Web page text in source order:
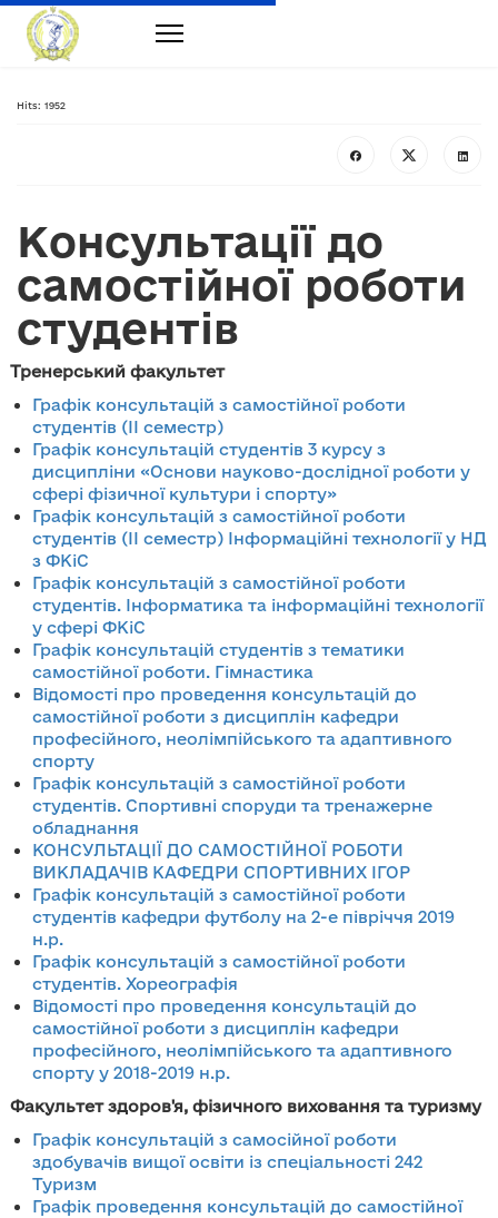
Hits: 1952
Консультації до
самостійної роботи
студентів
Тренерський факультет
Графік консультацій з самостійної роботи
студентів (ІІ семестр)
Графік консультацій студентів 3 курсу з
дисципліни «Основи науково-дослідної роботи у
сфері фізичної культури і спорту»
Графік консультацій з самостійної роботи
студентів (ІІ семестр) Інформаційні технології у НД
з ФКіС
Графік консультацій з самостійної роботи
студентів. Інформатика та інформаційні технології
у сфері ФКіС
Графік консультацій студентів з тематики
самостійної роботи. Гімнастика
Відомості про проведення консультацій до
самостійної роботи з дисциплін кафедри
професійного, неолімпійського та адаптивного
спорту
Графік консультацій з самостійної роботи
студентів. Спортивні споруди та тренажерне
обладнання
КОНСУЛЬТАЦІЇ ДО САМОСТІЙНОЇ РОБОТИ
ВИКЛАДАЧІВ КАФЕДРИ СПОРТИВНИХ ІГОР
Графік консультацій з самостійної роботи
студентів кафедри футболу на 2-е півріччя 2019
н.р.
Графік консультацій з самостійної роботи
студентів. Хореографія
Відомості про проведення консультацій до
самостійної роботи з дисциплін кафедри
професійного, неолімпійського та адаптивного
спорту у 2018-2019 н.р.
Факультет здоров'я, фiзичного виховання та туризму
Графік консультацій з самосійної роботи
здобувачів вищої освіти із спеціальності 242
Туризм
Графік проведення консультацій до самостійної